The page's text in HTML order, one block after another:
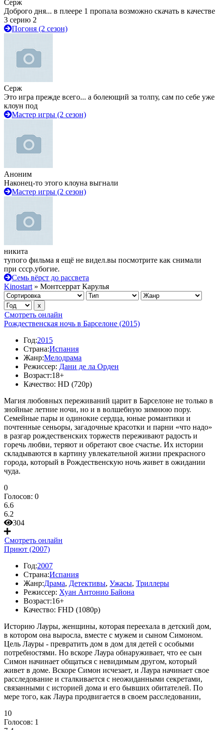
Серж
Доброго дня... в плеере 1 пропала возможно скачать в качестве
3 серию 2
Погоня (2 сезон)
Серж
Это игра прежде всего... а болеющий за толпу, сам по себе уже
клоун под
Мастер игры (2 сезон)
Аноним
Наконец-то этого клоуна выгнали
Мастер игры (2 сезон)
никита
тупого фильма я ещё не видел.вы посмотрите как снимали
при ссср.убогие.
Семь вёрст до рассвета
Kinostart » Монтсеррат Карулья
Смотреть онлайн
Рождественская ночь в Барселоне (2015)
Год:2015
Страна:Испания
Жанр:Мелодрама
Режиссер: Дани де ла Орден
Возраст:18+
Качество: HD (720p)
Магия любовных переживаний царит в Барселоне не только в
знойные летние ночи, но и в волшебную зимнюю пору.
Семейные пары и одинокие сердца, юные романтики и
почтенные сеньоры, загадочные красотки и парни «что надо»
в разгар рождественских торжеств переживают радость и
горечь любви, теряют и обретают свое счастье. Их истории
складываются в картину увлекательной жизни прекрасного
города, который в Рождественскую ночь живет в ожидании
чуда.
0
Голосов: 0
6.6
6.2
304
Смотреть онлайн
Приют (2007)
Год:2007
Страна:Испания
Жанр:Драма, Детективы, Ужасы, Триллеры
Режиссер: Хуан Антонио Байона
Возраст:16+
Качество: FHD (1080p)
Историю Лауры, женщины, которая переехала в детский дом,
в котором она выросла, вместе с мужем и сыном Симоном.
Цель Лауры - превратить дом в дом для детей с особыми
потребностями. Но вскоре Лаура обнаруживает, что ее сын
Симон начинает общаться с невидимым другом, который
живет в доме. Вскоре Симон исчезает, и Лаура начинает свое
расследование и сталкивается с неожиданными секретами,
связанными с историей дома и его бывших обитателей. По
мере того, как Лаура продвигается в своем расследовании,
10
Голосов: 1